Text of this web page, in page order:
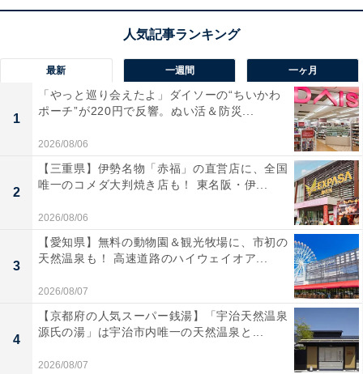
1 2
最新 一週間 一ヶ月
1
「やっと巡り会えたよ」ダイソーの“ちいかわ
ポーチ”が220円で反響。ぬい活＆防災...
2026/08/06
2
【三重県】伊勢名物「赤福」の直営店に、全国
唯一のコメダ大判焼き店も！ 東名阪・伊...
2026/08/06
3
【愛知県】無料の動物園＆観光牧場に、市初の
天然温泉も！ 高速道路のハイウェイオア...
2026/08/07
4
【京都府の人気スーパー銭湯】「宇治天然温泉
源氏の湯」は宇治市内唯一の天然温泉と...
2026/08/07